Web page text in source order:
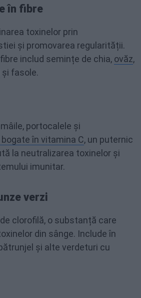
în fibre
toxinelor prin
și promovarea regularității.
includ semințe de chia, ovăz,
și fasole.
portocalele și
în vitamina C, un puternic
la neutralizarea toxinelor și
imunitar.
verzi
clorofilă, o substanță care
din sânge. Include în
și alte verdeturi cu